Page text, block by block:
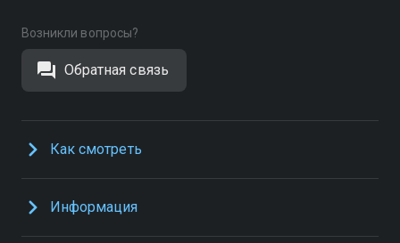
Возникли вопросы?
Обратная связь
Как смотреть
Информация